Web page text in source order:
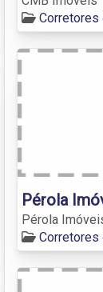
Corretores
Pérola
Pérola
Corretores